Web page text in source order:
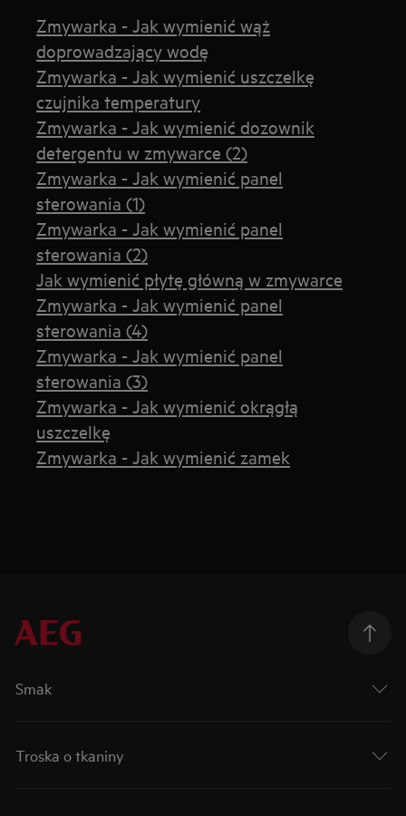
Zmywarka - Jak wymienić wąż
doprowadzający wodę
Zmywarka - Jak wymienić uszczelkę
czujnika temperatury
Zmywarka - Jak wymienić dozownik
detergentu w zmywarce (2)
Zmywarka - Jak wymienić panel
sterowania (1)
Zmywarka - Jak wymienić panel
sterowania (2)
Jak wymienić płytę główną w zmywarce
Zmywarka - Jak wymienić panel
sterowania (4)
Zmywarka - Jak wymienić panel
sterowania (3)
Zmywarka - Jak wymienić okrągłą
uszczelkę
Zmywarka - Jak wymienić zamek
Smak
Troska o tkaniny